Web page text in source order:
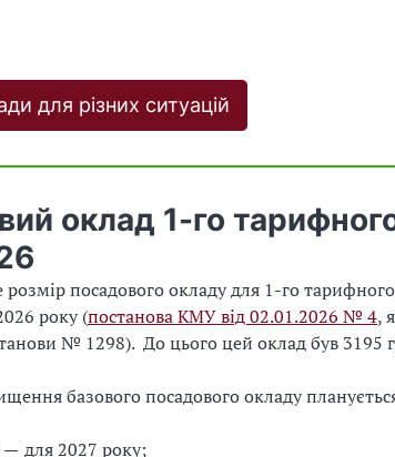
для різних ситуацій
оклад 1-го
розмір посадового окладу для 1-го
року (постанова КМУ від 02.01.2026 № 4,
№ 1298). До цього цей оклад був 3195
базового посадового окладу
— для 2027 року;